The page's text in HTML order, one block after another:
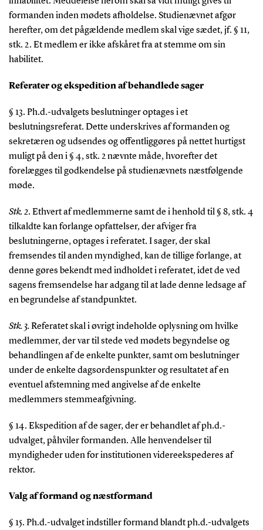
formanden inden mødets afholdelse. Studienævnet afgør
herefter, om det pågældende medlem skal vige sædet, jf. § 11,
stk. 2. Et medlem er ikke afskåret fra at stemme om sin
habilitet.
Referater og ekspedition af behandlede sager
§ 13. Ph.d.-udvalgets beslutninger optages i et
beslutningsreferat. Dette underskrives af formanden og
sekretæren og udsendes og offentliggøres på nettet hurtigst
muligt på den i § 4, stk. 2 nævnte måde, hvorefter det
forelægges til godkendelse på studienævnets næstfølgende
møde.
Stk. 2. Ethvert af medlemmerne samt de i henhold til § 8, stk. 4
tilkaldte kan forlange opfattelser, der afviger fra
beslutningerne, optages i referatet. I sager, der skal
fremsendes til anden myndighed, kan de tillige forlange, at
denne gøres bekendt med indholdet i referatet, idet de ved
sagens fremsendelse har adgang til at lade denne ledsage af
en begrundelse af standpunktet.
Stk. 3. Referatet skal i øvrigt indeholde oplysning om hvilke
medlemmer, der var til stede ved mødets begyndelse og
behandlingen af de enkelte punkter, samt om beslutninger
under de enkelte dagsordenspunkter og resultatet af en
eventuel afstemning med angivelse af de enkelte
medlemmers stemmeafgivning.
§ 14. Ekspedition af de sager, der er behandlet af ph.d.-
udvalget, påhviler formanden. Alle henvendelser til
myndigheder uden for institutionen videreekspederes af
rektor.
Valg af formand og næstformand
§ 15. Ph.d.-udvalget indstiller formand blandt ph.d.-udvalgets